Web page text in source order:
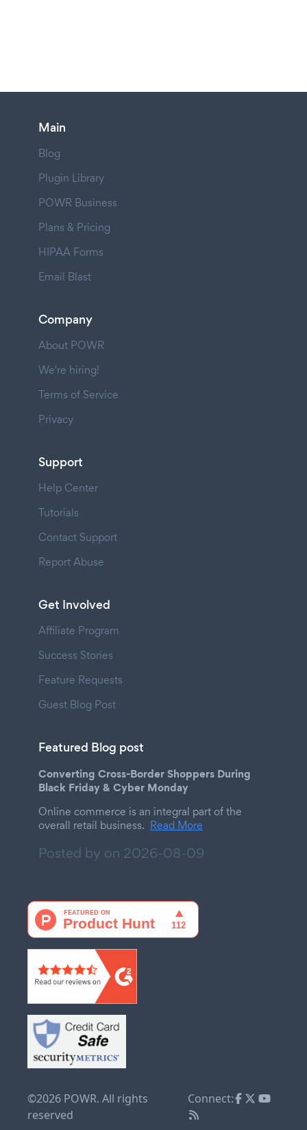
Main
Blog
Plugin Library
POWR Business
Plans & Pricing
HIPAA Forms
Email Blast
Company
About POWR
We're hiring!
Terms of Service
Privacy
Support
Help Center
Tutorials
Contact Support
Report Abuse
Get Involved
Affiliate Program
Success Stories
Feature Requests
Guest Blog Post
Featured Blog post
Converting Cross-Border Shoppers During
Black Friday & Cyber Monday
Online commerce is an integral part of the
overall retail business. Read More
Posted by on 2026-08-09
©2026 POWR. All rights
reserved
Connect: